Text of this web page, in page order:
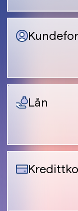
Lån